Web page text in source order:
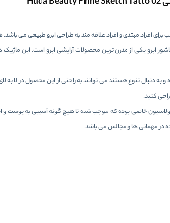
ابرو یکی از مدرن ترین محصولات آرایشی ابرو است. این ماژیک
به دنبال تنوع هستند می توانند به راحتی از این محصول در لا به
کنید.
فرمولاسیون خاصی بوده که موجب شده تا هیچ گونه آسیبی به
در مهمانی ها و مجالس می باشد.